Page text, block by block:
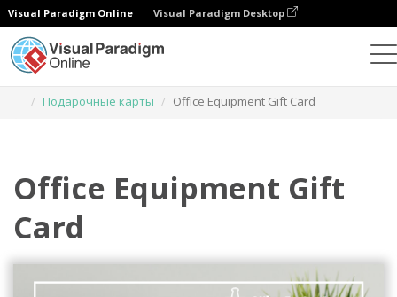
Visual Paradigm Online Visual Paradigm Desktop
Подарочные карты
Office Equipment Gift Card
Office Equipment Gift
Card